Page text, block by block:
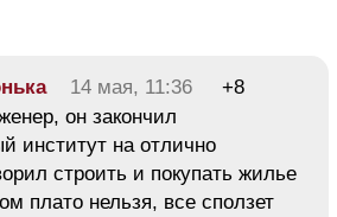
14 мая, 11:36
+8
он закончил
институт на отлично
строить и покупать жилье
плато нельзя, все сползет